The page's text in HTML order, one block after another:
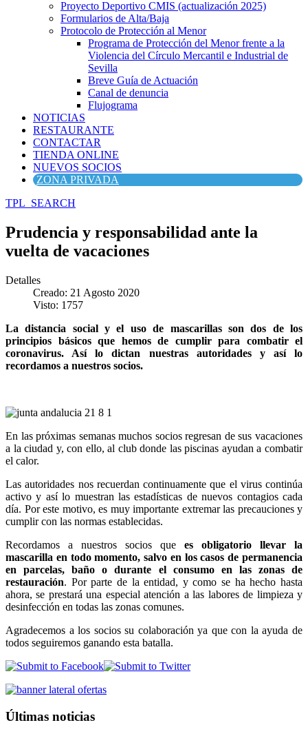
Proyecto Deportivo CMIS (actualización 2025)
Formularios de Alta/Baja
Protocolo de Protección al Menor
Programa de Protección del Menor frente a la
Violencia del Círculo Mercantil e Industrial de
Sevilla
Breve Guía de Actuación
Canal de denuncia
Flujograma
NOTICIAS
RESTAURANTE
CONTACTAR
TIENDA ONLINE
NUEVOS SOCIOS
ZONA PRIVADA
TPL_SEARCH
Prudencia y responsabilidad ante la
vuelta de vacaciones
Detalles
Creado: 21 Agosto 2020
Visto: 1757
La distancia social y el uso de mascarillas son dos de los
principios básicos que hemos de cumplir para combatir el
coronavirus. Así lo dictan nuestras autoridades y así lo
recordamos a nuestros socios.
En las próximas semanas muchos socios regresan de sus vacaciones
a la ciudad y, con ello, al club donde las piscinas ayudan a combatir
el calor.
Las autoridades nos recuerdan continuamente que el virus continúa
activo y así lo muestran las estadísticas de nuevos contagios cada
día. Por este motivo, es muy importante extremar las precauciones y
cumplir con las normas establecidas.
Recordamos a nuestros socios que es obligatorio llevar la
mascarilla en todo momento, salvo en los casos de permanencia
en parcelas, baño o durante el consumo en las zonas de
restauración. Por parte de la entidad, y como se ha hecho hasta
ahora, se prestará una especial atención a las labores de limpieza y
desinfección en todas las zonas comunes.
Agradecemos a los socios su colaboración ya que con la ayuda de
todos seguiremos ganando esta batalla.
Últimas noticias